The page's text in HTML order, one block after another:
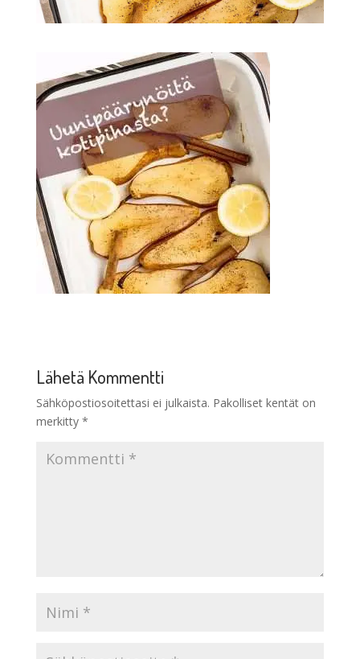
Lähetä Kommentti
Sähköpostiosoitettasi ei julkaista. Pakolliset kentät on
merkitty *